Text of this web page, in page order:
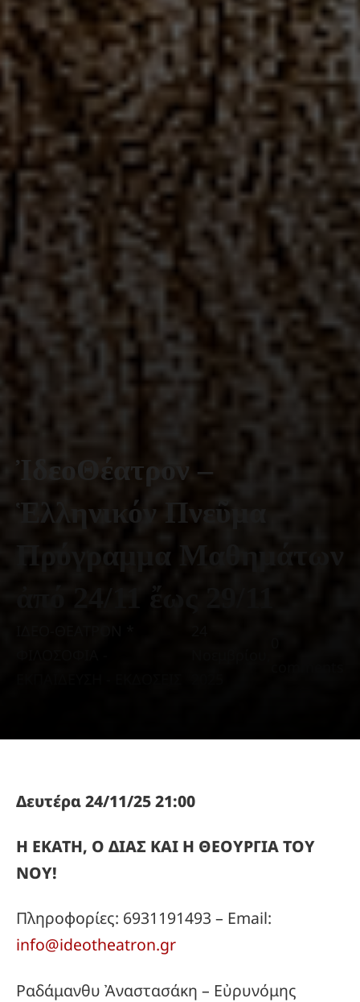
ἸδεοΘέατρον –
Ἑλληνικόν Πνεῦμα
Πρόγραμμα Μαθημάτων
Δευτέρα 24/11/25 21:00
Η ΕΚΑΤΗ, Ο ΔΙΑΣ ΚΑΙ Η ΘΕΟΥΡΓΙΑ ΤΟΥ
ΝΟΥ!
Πληροφορίες: 6931191493 – Email:
info@ideotheatron.gr
Ραδάμανθυ Ἀναστασάκη – Εὐρυνόμης